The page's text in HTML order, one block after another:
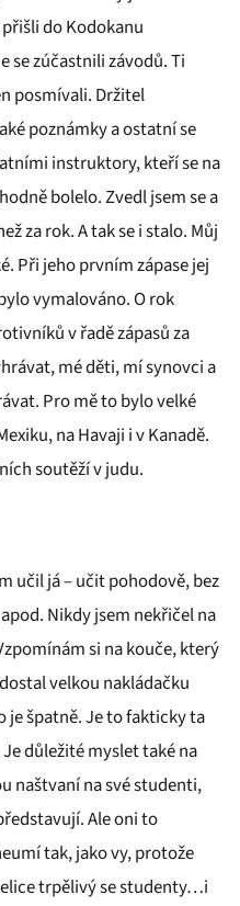
do Kodokanu
se zúčastnili závodů. Ti
posmívali. Držitel
poznámky a ostatní se
instruktory, kteří se na
bolelo. Zvedl jsem se a
za rok. A tak se i stalo. Můj
Při jeho prvním zápase jej
vymalováno. O rok
v řadě zápasů za
mé děti, mí synovci a
Pro mě to bylo velké
na Havaji i v Kanadě.
soutěží v judu.
učil já – učit pohodově, bez
Nikdy jsem nekřičel na
si na kouče, který
velkou nakládačku
je špatně. Je to fakticky ta
důležité myslet také na
naštvaní na své studenti,
Ale oni to
tak, jako vy, protože
trpělivý se studenty…i